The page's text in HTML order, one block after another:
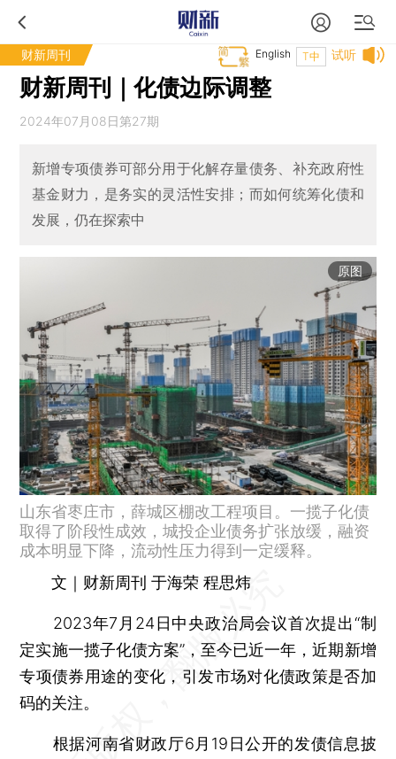
财新周刊 试听
T中
English
财新周刊｜化债边际调整
2024年07月08日第27期
新增专项债券可部分用于化解存量债务、补充政府性
基金财力，是务实的灵活性安排；而如何统筹化债和
发展，仍在探索中
原图
山东省枣庄市，薛城区棚改工程项目。一揽子化债
取得了阶段性成效，城投企业债务扩张放缓，融资
成本明显下降，流动性压力得到一定缓释。
文｜财新周刊 于海荣 程思炜
2023年7月24日中央政治局会议首次提出“制
定实施一揽子化债方案”，至今已近一年，近期新增
专项债券用途的变化，引发市场对化债政策是否加
码的关注。
根据河南省财政厅6月19日公开的发债信息披